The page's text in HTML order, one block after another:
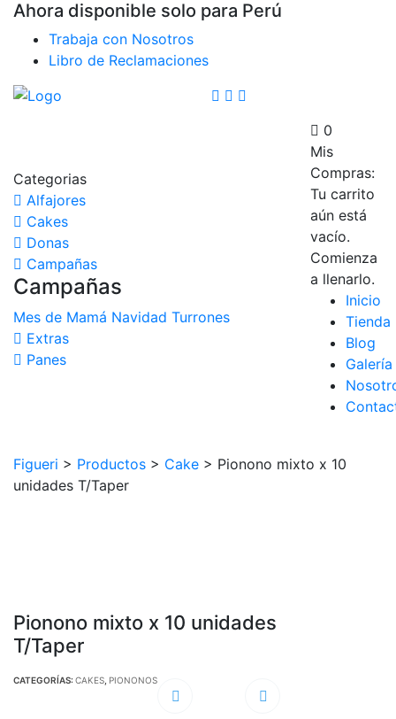
Ahora disponible solo para Perú
Trabaja con Nosotros
Libro de Reclamaciones
Categorias
Alfajores
Cakes
Donas
Campañas
Campañas
Mes de Mamá Navidad Turrones
Extras
Panes
0
Mis
Compras:
Tu carrito
aún está
vacío.
Comienza
a llenarlo.
Inicio
Tienda
Blog
Galería
Figueri > Productos > Cake > Pionono mixto x 10
unidades T/Taper
Pionono mixto x 10 unidades
T/Taper
CATEGORÍAS: CAKES PIONONOS